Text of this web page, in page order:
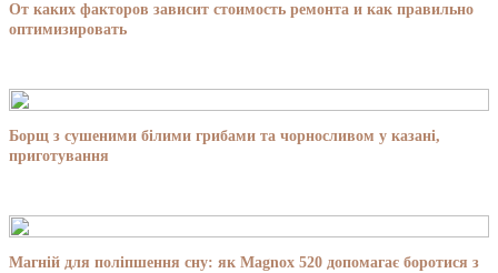
От каких факторов зависит стоимость ремонта и как правильно
оптимизировать
Борщ з сушеними білими грибами та чорносливом у казані,
приготування
Магній для поліпшення сну: як Magnox 520 допомагає боротися з